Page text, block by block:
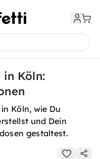
Köln:
Köln, wie Du
und Dein
gestaltest.